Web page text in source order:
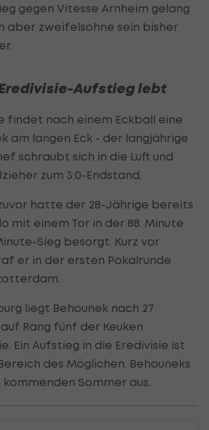
gegen Vitesse Arnheim gelang
aber zweifelsohne sein bisher
Aufstieg lebt
findet nach einem Eckball eine
am langen Eck - der langjährige
schraubt sich in die Luft und
zum 3:0-Endstand.
hatte der 28-Jährige bereits
mit einem Tor in der 88. Minute
Sieg besorgt. Kurz vor
er in der ersten Pokalrunde
liegt Behounek nach 27
Rang fünf der Keuken
Ein Aufstieg in die Eredivisie ist
des Möglichen. Behouneks
Sommer aus.